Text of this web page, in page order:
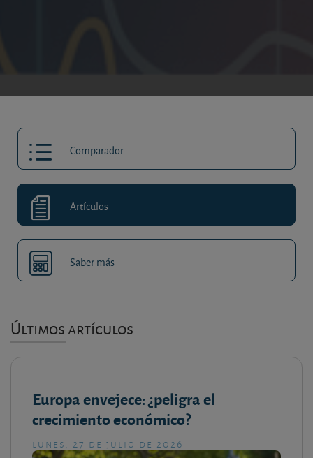
Comparador
Artículos
Saber más
Últimos artículos
Europa envejece: ¿peligra el
crecimiento económico?
lunes, 27 de julio de 2026